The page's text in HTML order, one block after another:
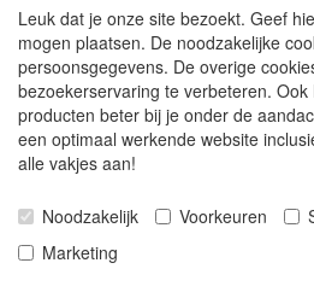
Leuk dat je onze site bezoekt. Geef
mogen plaatsen. De noodzakelijke
persoonsgegevens. De overige
bezoekerservaring te verbeteren.
producten beter bij je onder de
een optimaal werkende website
alle vakjes aan!
Noodzakelijk Voorkeuren
Marketing
ST111ZW Sticker Randen/